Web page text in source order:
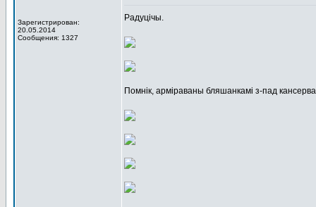
Зарегистрирован:
20.05.2014
Сообщения: 1327
Радуцічы.
Помнік, арміраваны бляшанкамі з-пад